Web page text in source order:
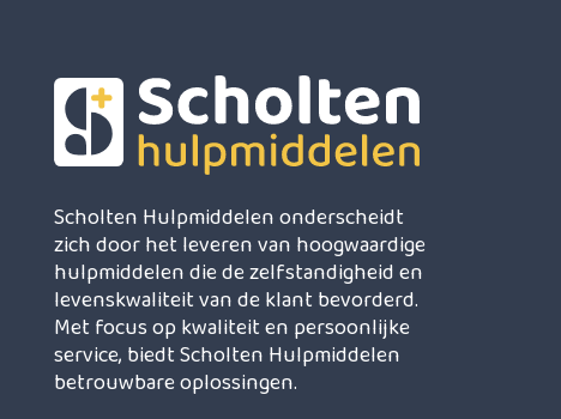
Scholten Hulpmiddelen onderscheidt
zich door het leveren van hoogwaardige
hulpmiddelen die de zelfstandigheid en
levenskwaliteit van de klant bevorderd.
Met focus op kwaliteit en persoonlijke
service, biedt Scholten Hulpmiddelen
betrouwbare oplossingen.